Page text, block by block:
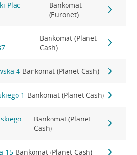
Plac
Bankomat
(Euronet)
Bankomat (Planet
Cash)
4 Bankomat (Planet Cash)
1 Bankomat (Planet Cash)
Bankomat (Planet
Cash)
15 Bankomat (Planet Cash)